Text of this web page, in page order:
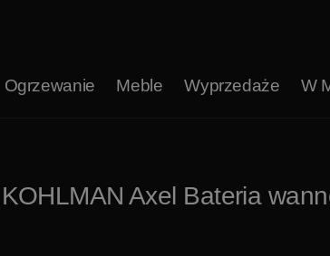
Ogrzewanie Meble Wyprzedaże W
KOHLMAN Axel Bateria